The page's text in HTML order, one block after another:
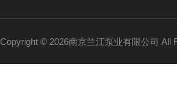
Copyright © 2026南京兰江泵业有限公司